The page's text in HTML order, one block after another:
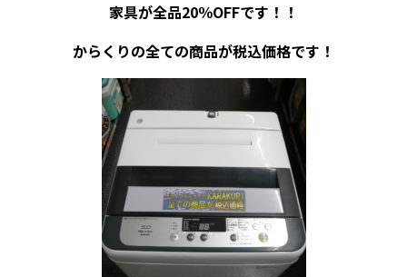
家具が全品20％OFFです！！
からくりの全ての商品が税込価格です！